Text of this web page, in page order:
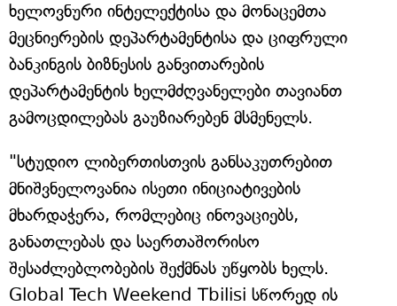
ხელოვნური ინტელექტისა და მონაცემთა
მეცნიერების დეპარტამენტისა და ციფრული
ბანკინგის ბიზნესის განვითარების
დეპარტამენტის ხელმძღვანელები თავიანთ
გამოცდილებას გაუზიარებენ მსმენელს.
"სტუდიო ლიბერთისთვის განსაკუთრებით
მნიშვნელოვანია ისეთი ინიციატივების
მხარდაჭერა, რომლებიც ინოვაციებს,
განათლებას და საერთაშორისო
შესაძლებლობების შექმნას უწყობს ხელს.
Global Tech Weekend Tbilisi სწორედ ის